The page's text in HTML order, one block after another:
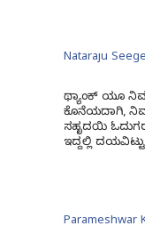
Nataraju
ಥ್ಯಾಂಕ್ ಯೂ
ಕೊನೆಯದಾಗಿ,
ಸಹೃದಯಿ
ಇದ್ದಲ್ಲಿ
Parameshwar